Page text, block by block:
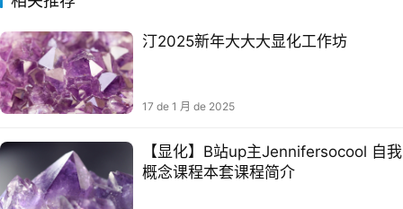
汀2025新年大大大显化工作坊
17 de 1 月 de 2025
【显化】B站up主Jennifersocool 自我‮
念概‬课程本套课程‮介简